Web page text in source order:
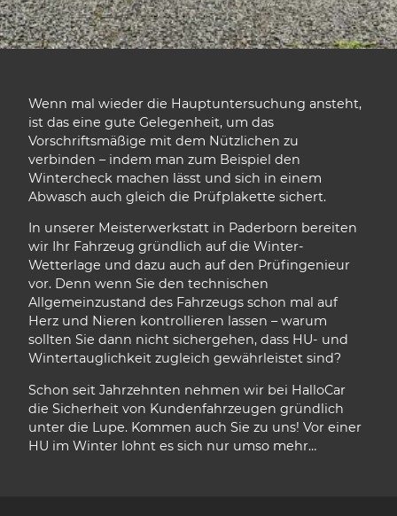
Wenn mal wieder die Hauptuntersuchung ansteht,
ist das eine gute Gelegenheit, um das
Vorschriftsmäßige mit dem Nützlichen zu
verbinden – indem man zum Beispiel den
Wintercheck machen lässt und sich in einem
Abwasch auch gleich die Prüfplakette sichert.
In unserer Meisterwerkstatt in Paderborn bereiten
wir Ihr Fahrzeug gründlich auf die Winter-
Wetterlage und dazu auch auf den Prüfingenieur
vor. Denn wenn Sie den technischen
Allgemeinzustand des Fahrzeugs schon mal auf
Herz und Nieren kontrollieren lassen – warum
sollten Sie dann nicht sichergehen, dass HU- und
Wintertauglichkeit zugleich gewährleistet sind?
Schon seit Jahrzehnten nehmen wir bei HalloCar
die Sicherheit von Kundenfahrzeugen gründlich
unter die Lupe. Kommen auch Sie zu uns! Vor einer
HU im Winter lohnt es sich nur umso mehr…